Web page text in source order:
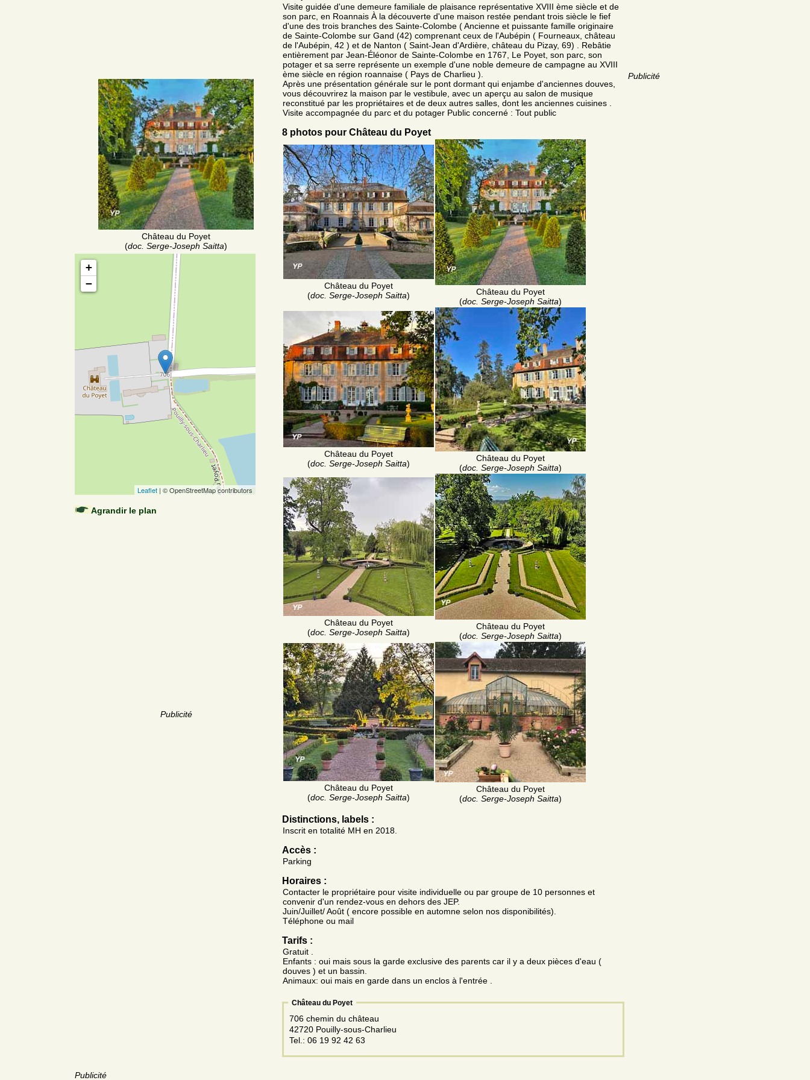
Château du Poyet
(doc. Serge-Joseph Saitta)
+
−
Leaflet | © OpenStreetMap contributors
Agrandir le plan
Publicité
Publicité
Visite guidée d'une demeure familiale de plaisance représentative XVIII ème siècle et de
son parc, en Roannais À la découverte d'une maison restée pendant trois siècle le fief
d'une des trois branches des Sainte-Colombe ( Ancienne et puissante famille originaire
de Sainte-Colombe sur Gand (42) comprenant ceux de l'Aubépin ( Fourneaux, château
de l'Aubépin, 42 ) et de Nanton ( Saint-Jean d'Ardière, château du Pizay, 69) . Rebâtie
entièrement par Jean-Éléonor de Sainte-Colombe en 1767, Le Poyet, son parc, son
potager et sa serre représente un exemple d'une noble demeure de campagne au XVIII
ème siècle en région roannaise ( Pays de Charlieu ).
Après une présentation générale sur le pont dormant qui enjambe d'anciennes douves,
vous découvrirez la maison par le vestibule, avec un aperçu au salon de musique
reconstitué par les propriétaires et de deux autres salles, dont les anciennes cuisines .
Visite accompagnée du parc et du potager Public concerné : Tout public
8 photos pour Château du Poyet
Château du Poyet
(doc. Serge-Joseph Saitta)
Château du Poyet
(doc. Serge-Joseph Saitta)
Château du Poyet
(doc. Serge-Joseph Saitta)
Château du Poyet
(doc. Serge-Joseph Saitta)
Château du Poyet
(doc. Serge-Joseph Saitta)
Château du Poyet
(doc. Serge-Joseph Saitta)
Château du Poyet
(doc. Serge-Joseph Saitta)
Château du Poyet
(doc. Serge-Joseph Saitta)
Distinctions, labels :
Inscrit en totalité MH en 2018.
Accès :
Parking
Horaires :
Contacter le propriétaire pour visite individuelle ou par groupe de 10 personnes et
convenir d'un rendez-vous en dehors des JEP.
Juin/Juillet/ Août ( encore possible en automne selon nos disponibilités).
Téléphone ou mail
Tarifs :
Gratuit .
Enfants : oui mais sous la garde exclusive des parents car il y a deux pièces d'eau (
douves ) et un bassin.
Animaux: oui mais en garde dans un enclos à l'entrée .
Château du Poyet
706 chemin du château
42720 Pouilly-sous-Charlieu
Tel.: 06 19 92 42 63
Publicité